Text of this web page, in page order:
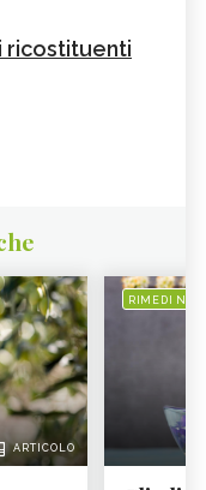
ricostituenti
ARTICOLO
RIMEDI